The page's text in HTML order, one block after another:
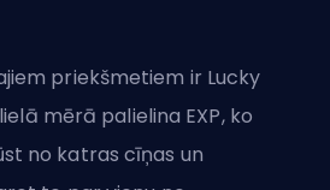
priekšmetiem ir Lucky
mērā palielina EXP, ko
no katras cīņas un